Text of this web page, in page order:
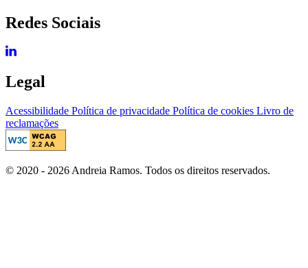
Redes Sociais
Legal
Acessibilidade Política de privacidade Política de cookies Livro de
reclamações
© 2020 - 2026 Andreia Ramos. Todos os direitos reservados.